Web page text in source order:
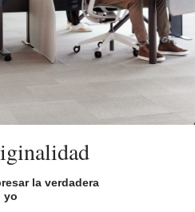
la verdadera
yo